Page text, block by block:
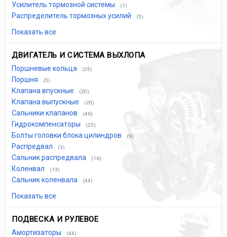
Усилитель тормозной системы (1)
Распределитель тормозных усилий (5)
Показать все
ДВИГАТЕЛЬ И СИСТЕМА ВЫХЛОПА
Поршневые кольца (25)
Поршня (5)
Клапана впускные (20)
Клапана выпускные (20)
Сальники клапанов (46)
Гидрокомпенсаторы (25)
Болты головки блока цилиндров (9)
Распредвал (3)
Сальник распредвала (16)
Коленвал (13)
Сальник коленвала (44)
Показать все
ПОДВЕСКА И РУЛЕВОЕ
Амортизаторы (44)